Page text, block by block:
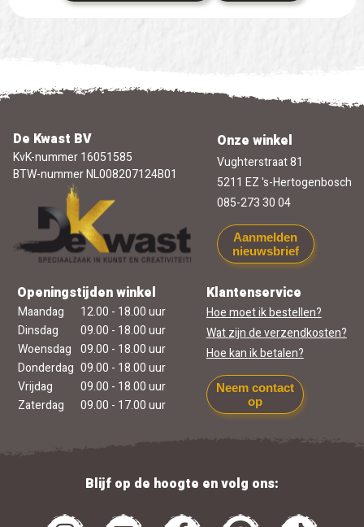
De Kwast BV
KvK-nummer 16051585
BTW-nummer NL008207124B01
Onze winkel
Vughterstraat 81
5211 EZ 's-Hertogenbosch
085-273 30 04
Aanmelden
nieuwsbrief
Openingstijden winkel
Maandag
12.00 - 18.00 uur
Dinsdag
09.00 - 18.00 uur
Woensdag 09.00 - 18.00 uur
Donderdag 09.00 - 18.00 uur
Vrijdag
09.00 - 18.00 uur
Zaterdag
09.00 - 17.00 uur
Klantenservice
Hoe moet ik bestellen?
Wat zijn de verzendkosten?
Hoe kan ik betalen?
Neem contact
op
Blijf op de hoogte en volg ons: